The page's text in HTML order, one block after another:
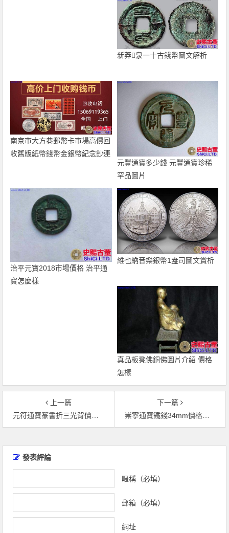
新莽泉一十古錢幣圖文解析
南京市大方巷郵幣卡市場高價回
收舊版紙幣錢幣金銀幣紀念鈔連
元豐通寶多少錢 元豐通寶珍稀
罕品圖片
治平元寶2018市場價格 治平通
寶怎麼樣
維也納音樂銀幣1盎司圖文賞析
真品板凳佛銅佛圖片介紹 價格
怎樣
上一篇
元符通寶篆書折三光背價多少 元符通寶有收藏投資前景嗎
下一篇
崇寧通寶鐵錢34mm價格多少 藏品介紹
發表評論
暱稱（必填）
郵箱（必填）
網址